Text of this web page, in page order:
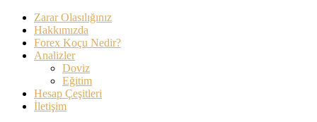
Zarar Olasılığınız
Hakkımızda
Forex Koçu Nedir?
Analizler
Doviz
Eğitim
Hesap Çeşitleri
İletişim